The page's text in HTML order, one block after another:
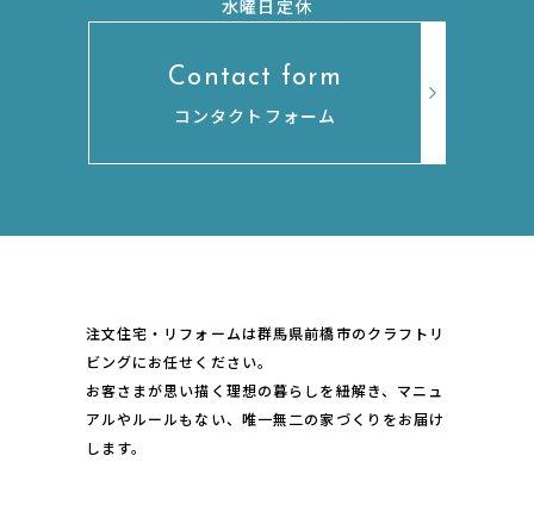
水曜日定休
Contact form
コンタクトフォーム
注文住宅・リフォームは群馬県前橋市のクラフトリ
ビングにお任せください。
お客さまが思い描く理想の暮らしを紐解き、マニュ
アルやルールもない、唯一無二の家づくりをお届け
します。